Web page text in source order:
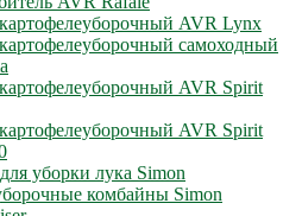
AVR Lynx
самоходный
AVR Spirit
AVR Spirit
уборки лука Simon
комбайны Simon